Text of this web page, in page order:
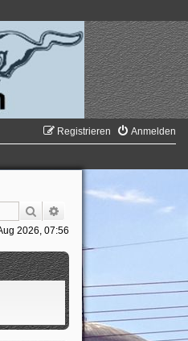
Anmelden
Registrieren
Suche
2026, 07:56